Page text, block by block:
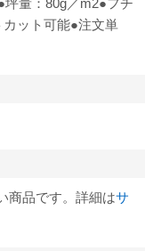
量：80g／m2●フチ
ット可能●注文単
商品です。詳細はサ